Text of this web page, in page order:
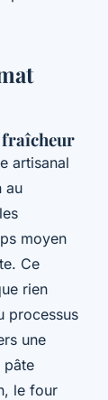
fraîcheur
artisanal
au
moyen
Ce
rien
processus
une
pâte
le four